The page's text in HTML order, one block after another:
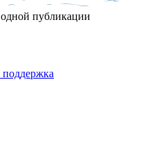
публикации
поддержка